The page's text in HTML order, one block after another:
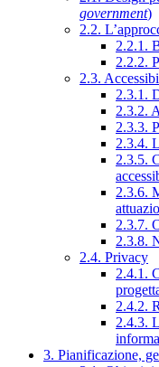
government)
2.2.
2.2.1.
2.2.2.
2.3.
2.3.1.
2.3.2.
2.3.3.
2.3.4.
2.3.5.
2.3.6.
2.3.7.
2.3.8.
2.4. Privacy
2.4.1.
2.4.2.
2.4.3.
3. Pianificazione,